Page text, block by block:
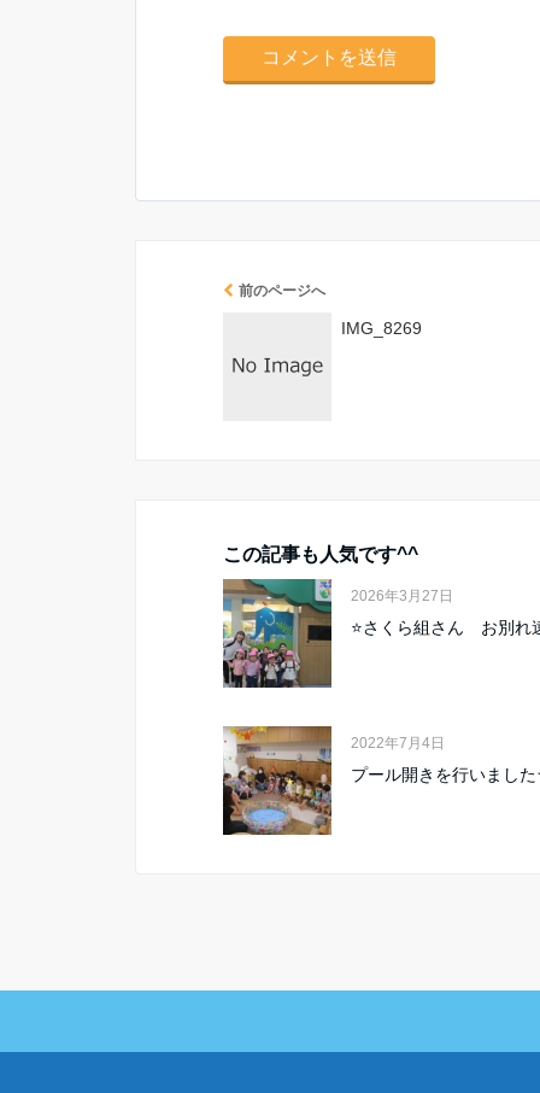
前のページへ
IMG_8269
この記事も人気です^^
2026年3月27日
⭐さくら組さん お別れ
2022年7月4日
プール開きを行いまし